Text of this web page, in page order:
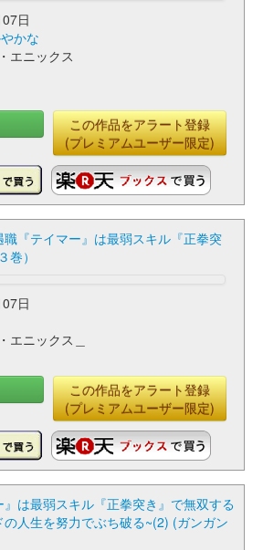
日
かな
エニックス
この作品をアラート登録
(プレミアムユーザー限定)
職『テイマー』は最弱スキル『正拳突
巻）
日
エニックス＿
この作品をアラート登録
(プレミアムユーザー限定)
は最弱スキル『正拳突き』で無双する
人生を努力でぶち破る~(2) (ガンガン